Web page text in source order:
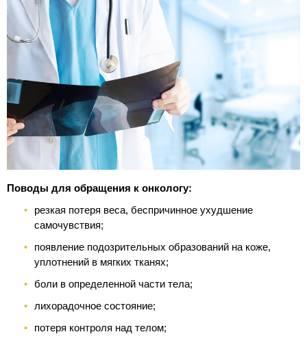
Поводы для обращения к онкологу:
резкая потеря веса, беспричинное ухудшение
самочувствия;
появление подозрительных образований на коже,
уплотнений в мягких тканях;
боли в определенной части тела;
лихорадочное состояние;
потеря контроля над телом;